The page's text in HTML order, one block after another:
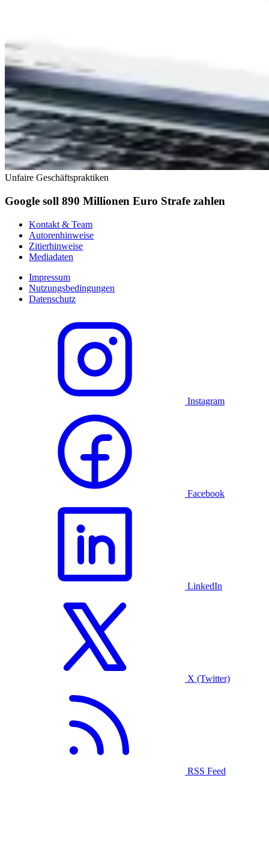
Unfaire Geschäftspraktiken
Google soll 890 Millionen Euro Strafe zahlen
Kontakt & Team
Autorenhinweise
Zitierhinweise
Mediadaten
Impressum
Nutzungsbedingungen
Datenschutz
Instagram
Facebook
LinkedIn
X (Twitter)
RSS Feed